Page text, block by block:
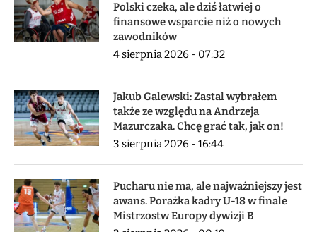
Polski czeka, ale dziś łatwiej o
finansowe wsparcie niż o nowych
zawodników
4 sierpnia 2026 - 07:32
Jakub Galewski: Zastal wybrałem
także ze względu na Andrzeja
Mazurczaka. Chcę grać tak, jak on!
3 sierpnia 2026 - 16:44
Pucharu nie ma, ale najważniejszy jest
awans. Porażka kadry U-18 w finale
Mistrzostw Europy dywizji B